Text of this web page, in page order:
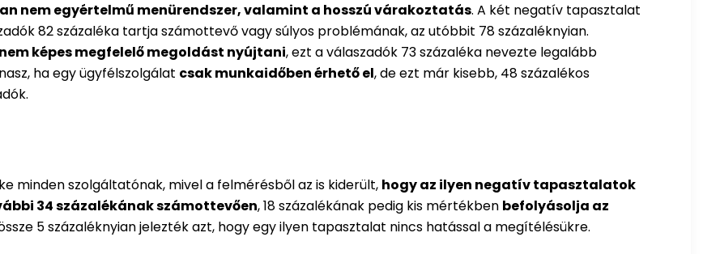
nem egyértelmű menürendszer, valamint a hosszú várakoztatás. A két negatív tapasztalat
82 százaléka tartja számottevő vagy súlyos problémának, az utóbbit 78 százaléknyian.
képes megfelelő megoldást nyújtani, ezt a válaszadók 73 százaléka nevezte legalább
ha egy ügyfélszolgálat csak munkaidőben érhető el, de ezt már kisebb, 48 százalékos
minden szolgáltatónak, mivel a felmérésből az is kiderült, hogy az ilyen negatív tapasztalatok
34 százalékának számottevően, 18 százalékának pedig kis mértékben befolyásolja az
5 százaléknyian jelezték azt, hogy egy ilyen tapasztalat nincs hatással a megítélésükre.